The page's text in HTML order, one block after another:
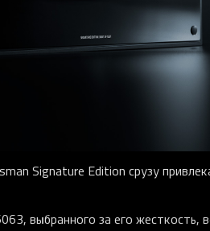
Signature Edition срузу
выбранного за его жесткость,